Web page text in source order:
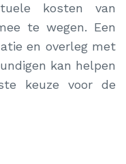
kosten van
te wegen. Een
en overleg met
kan helpen
keuze voor de